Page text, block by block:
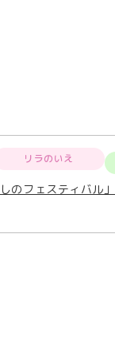
リラのいえ
のフェスティバル